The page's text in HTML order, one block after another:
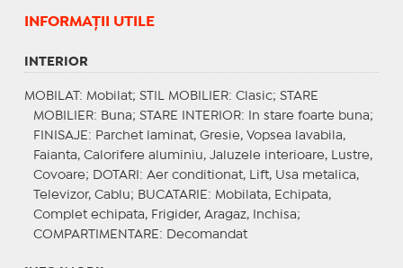
INFORMAŢII UTILE
INTERIOR
MOBILAT : Mobilat; STIL MOBILIER: Clasic; STARE
MOBILIER: Buna; STARE INTERIOR: In stare foarte buna;
FINISAJE : Parchet laminat, Gresie, Vopsea lavabila,
Faianta, Calorifere aluminiu, Jaluzele interioare, Lustre,
Covoare;
DOTARI : Aer conditionat, Lift, Usa metalica,
Televizor, Cablu; BUCATARIE : Mobilata, Echipata,
Complet echipata, Frigider, Aragaz, Inchisa;
COMPARTIMENTARE : Decomandat